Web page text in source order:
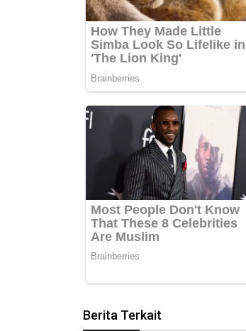
Berita Terkait